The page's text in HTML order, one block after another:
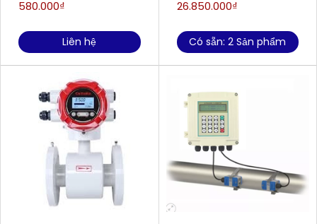
580.000₫
Liên hệ
Điện...)
26.850.000₫
Có sẵn: 2 Sản phẩm